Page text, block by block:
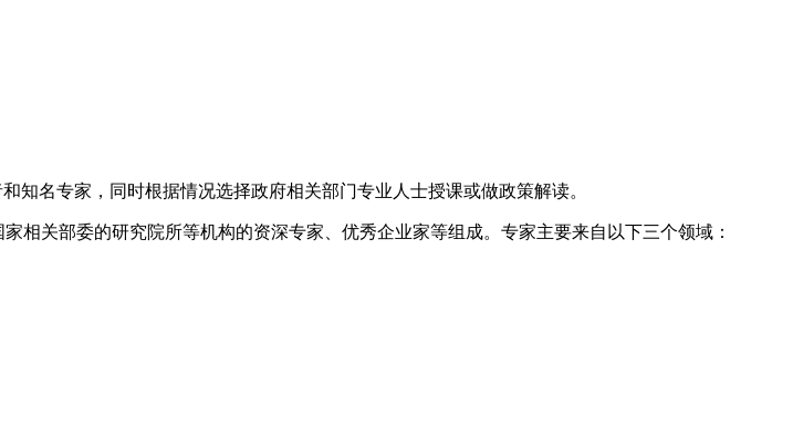
名专家，同时根据情况选择政府相关部门专业人士授课或做政策解读。
关部委的研究院所等机构的资深专家、优秀企业家等组成。专家主要来自以下三个领域：